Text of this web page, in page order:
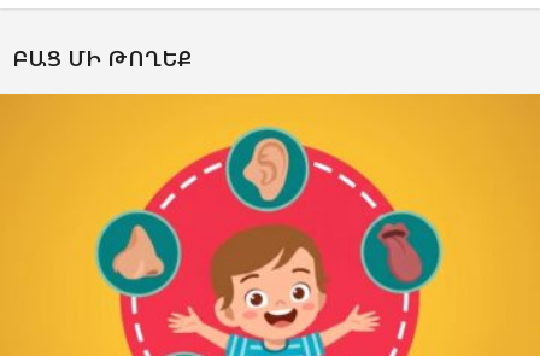
ԲԱՑ ՄԻ ԹՈՂԵՔ